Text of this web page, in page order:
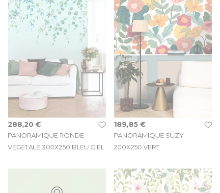
PANORAMIQUE RONDE
VEGETALE 300X250 BLEU CIEL
288,20 €
PANORAMIQUE SUZY
200X250 VERT
189,85 €